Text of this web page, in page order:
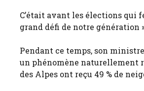
C’était avant les élections qui
grand défi de notre génération
Pendant ce temps, son
un phénomène naturellement
des Alpes ont reçu 49 % de